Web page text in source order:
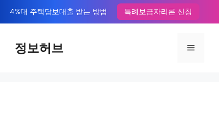
텐
4%대 주택담보대출 받는 방법 특례보금자리론 신청
정보허브 메